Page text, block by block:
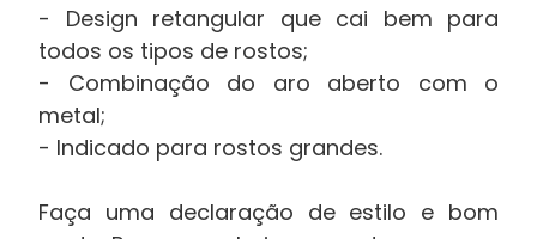
- Design retangular que cai bem para
todos os tipos de rostos;
- Combinação do aro aberto com o
metal;
- Indicado para rostos grandes.
Faça uma declaração de estilo e bom